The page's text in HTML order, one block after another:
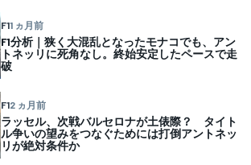
F11 ヵ月前
F1分析｜狭く大混乱となったモナコでも、アン
トネッリに死角なし。終始安定したペースで走
破
F12 ヵ月前
ラッセル、次戦バルセロナが土俵際？ タイト
ル争いの望みをつなぐためには打倒アントネッ
リが絶対条件か